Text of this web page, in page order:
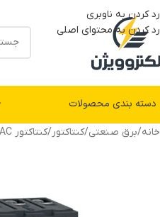
رد کردن به ناوبری
رد کردن به محتوای اصلی
دسته بندی محصولات
خانه/برق صنعتی/کنتاکتور/کنتاکتور AC